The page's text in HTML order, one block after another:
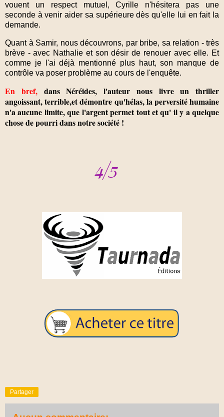
vouent un respect mutuel, Cyrille n'hésitera pas une
seconde à venir aider sa supérieure dès qu'elle lui en fait la
demande.
Quant à Samir, nous découvrons, par bribe, sa relation - très
brève - avec Nathalie et son désir de renouer avec elle. Et
comme je l'ai déjà mentionné plus haut, son manque de
contrôle va poser problème au cours de l'enquête.
En bref, dans Néréides, l'auteur nous livre un thriller
angoissant, terrible,et démontre qu'hélas, la perversité humaine
n'a aucune limite, que l'argent permet tout et qu' il y a quelque
chose de pourri dans notre société !
Partager